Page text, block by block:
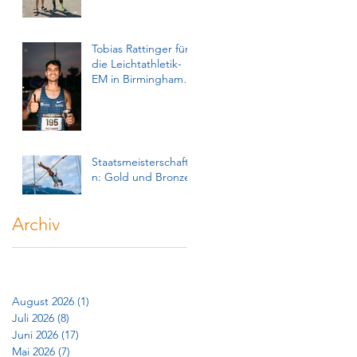
Tobias Rattinger für
die Leichtathletik-
EM in Birmingham
Staatsmeisterschafte
n: Gold und Bronze
Archiv
August 2026 (1)
Juli 2026 (8)
Juni 2026 (17)
Mai 2026 (7)